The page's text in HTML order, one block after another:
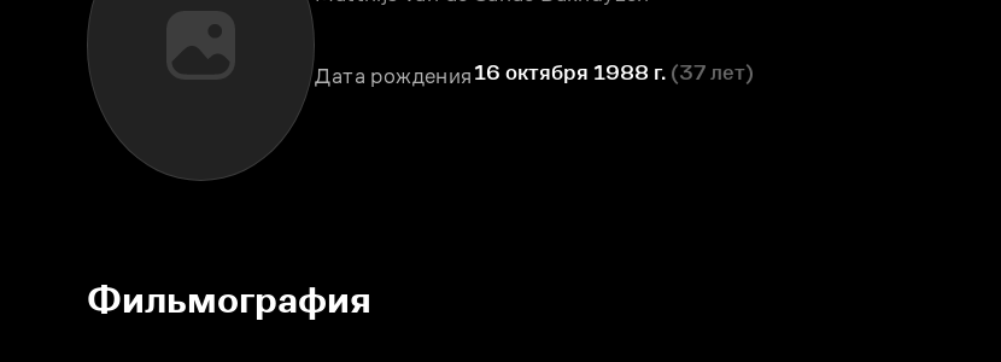
Дата рождения 16 октября 1988 г. (37 лет)
Фильмография